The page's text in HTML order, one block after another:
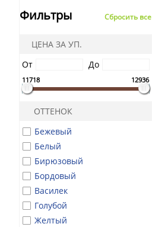
Фильтры Сбросить все
ЦЕНА ЗА УП.
От
До
11718 12936
ОТТЕНОК
Бежевый
Белый
Бирюзовый
Бордовый
Василек
Голубой
Желтый